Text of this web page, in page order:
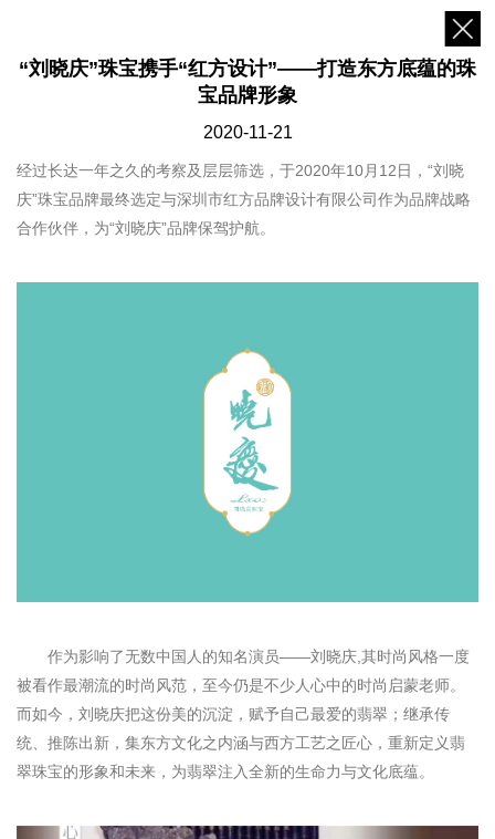
“刘晓庆”珠宝携手“红方设计”——打造东方底蕴的珠
宝品牌形象
2020-11-21
经过长达一年之久的考察及层层筛选，于2020年10月12日，“刘晓
庆”珠宝品牌最终选定与深圳市红方品牌设计有限公司作为品牌战略
合作伙伴，为“刘晓庆”品牌保驾护航。
作为影响了无数中国人的知名演员——刘晓庆,其时尚风格一度
被看作最潮流的时尚风范，至今仍是不少人心中的时尚启蒙老师。
而如今，刘晓庆把这份美的沉淀，赋予自己最爱的翡翠；继承传
统、推陈出新，集东方文化之内涵与西方工艺之匠心，重新定义翡
翠珠宝的形象和未来，为翡翠注入全新的生命力与文化底蕴。